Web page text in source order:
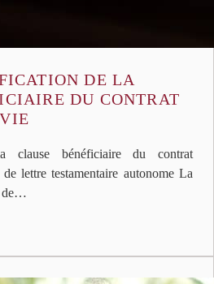
DE LA
DU CONTRAT
clause bénéficiaire du contrat
lettre testamentaire autonome La
de…